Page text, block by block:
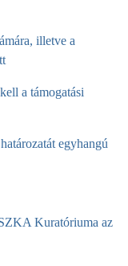
illetve a
a támogatási
egyhangú
Kuratóriuma az